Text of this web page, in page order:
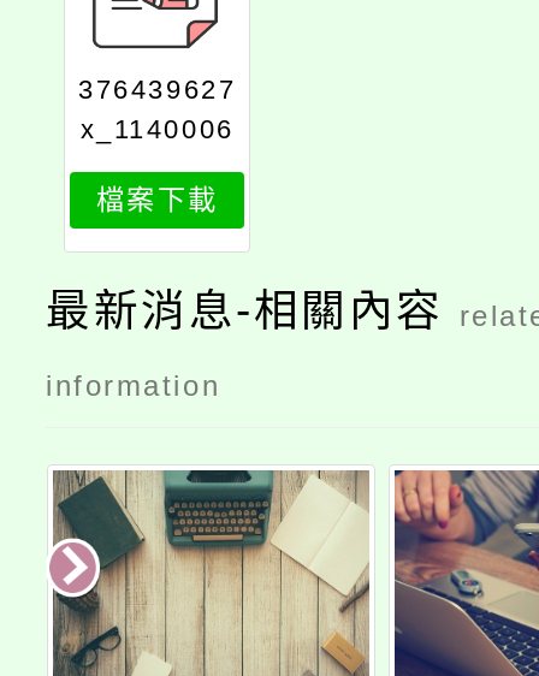
376439627
x_1140006
233_attach
1
檔案下載
最新消息-相關內容
information